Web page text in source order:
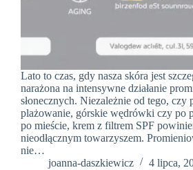
Lato to czas, gdy nasza skóra jest
narażona na intensywne działanie
słonecznych. Niezależnie od tego, czy
plażowanie, górskie wędrówki czy po
po mieście, krem z filtrem SPF
nieodłącznym towarzyszem.
nie…
joanna-daszkiewicz
4 lipca,